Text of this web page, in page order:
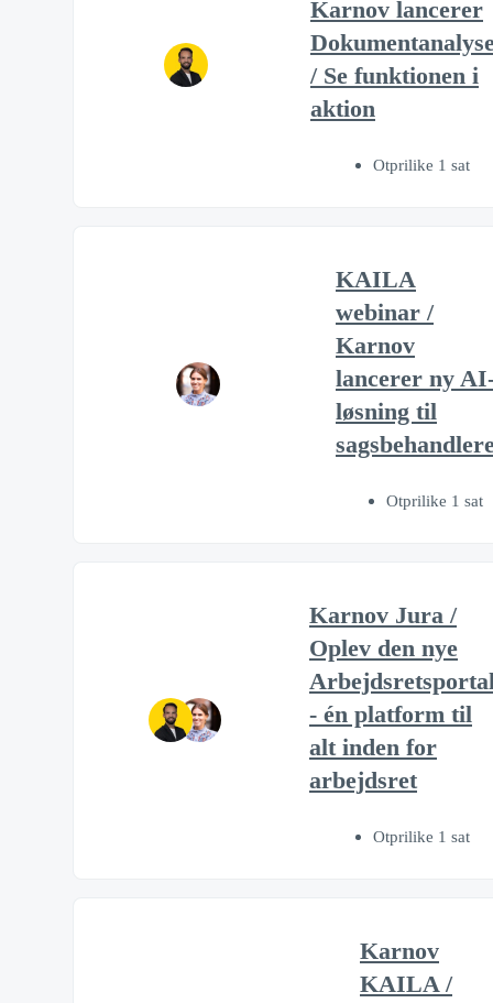
Karnov lancerer
/ Se funktionen i
aktion
Otprilike 1 sat
KAILA
webinar /
Karnov
lancerer ny
løsning til
Otprilike 1 sat
Karnov Jura /
Oplev den nye
- én platform til
alt inden for
arbejdsret
Otprilike 1 sat
Karnov
KAILA /